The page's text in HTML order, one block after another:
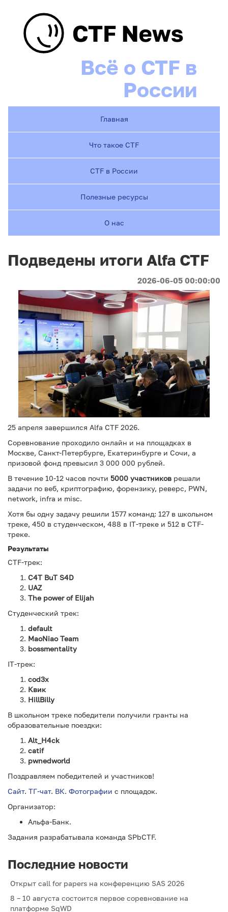
Всё о CTF в
России
Главная
Что такое CTF
CTF в России
Полезные ресурсы
О нас
Подведены итоги Alfa CTF
2026-06-05 00:00:00
25 апреля завершился Alfa CTF 2026.
Соревнование проходило онлайн и на площадках в
Москве, Санкт-Петербурге, Екатеринбурге и Сочи, а
призовой фонд превысил 3 000 000 рублей.
В течение 10-12 часов почти 5000 участников решали
задачи по веб, криптографию, форензику, реверс, PWN,
network, infra и misc.
Хотя бы одну задачу решили 1577 команд: 127 в школьном
треке, 450 в студенческом, 488 в IT-треке и 512 в CTF-
треке.
Результаты
CTF-трек:
C4T BuT S4D
UAZ
The power of Elijah
Студенческий трек:
default
MaoNiao Team
bossmentality
IT-трек:
cod3x
Квик
HillBilly
В школьном треке победители получили гранты на
образовательные поездки:
Alt_H4ck
catif
pwnedworld
Поздравляем победителей и участников!
Сайт. ТГ-чат. ВК. Фотографии с площадок.
Организатор:
Альфа-Банк.
Задания разрабатывала команда SPbCTF.
Последние новости
Открыт call for papers на конференцию SAS 2026
8 – 10 августа состоится первое соревнование на
платформе SqWD